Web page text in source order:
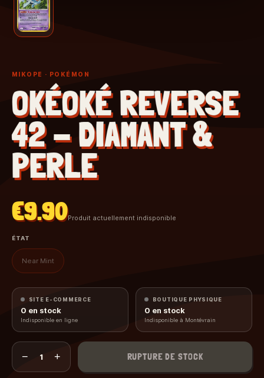
MIKOPE · POKÉMON
OKÉOKÉ REVERSE
42 - DIAMANT &
PERLE
€9.90Produit actuellement indisponible
ÉTAT
Near Mint
SITE E-COMMERCE
0 en stock
Indisponible en ligne
BOUTIQUE PHYSIQUE
0 en stock
Indisponible à Montévrain
− 1 + RUPTURE DE STOCK